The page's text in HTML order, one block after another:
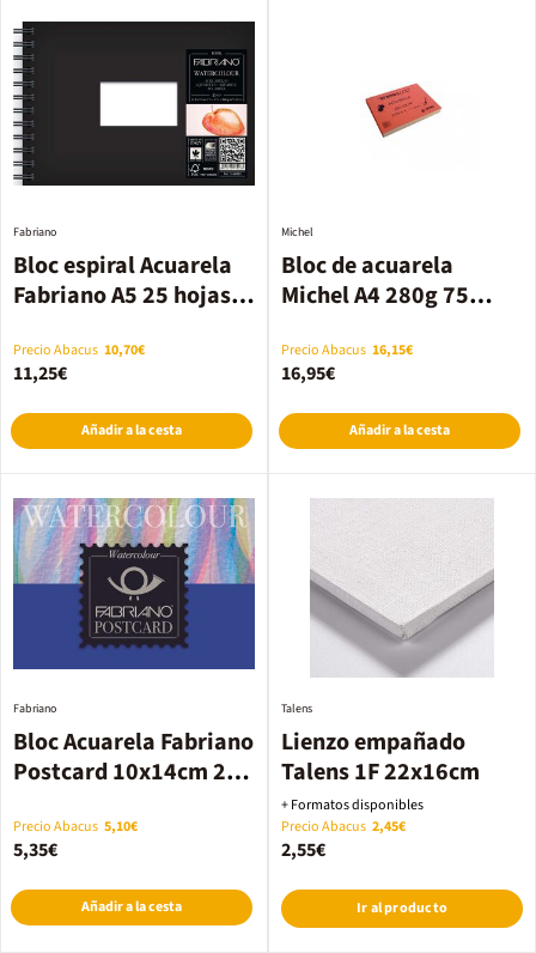
Bloc espiral Acuarela
Fabriano A5 25 hojas
Fabriano
Precio Abacus 10,70€
11,25€
Añadir a la cesta
Bloc de acuarela
Michel A4 280g 75
Michel
Precio Abacus 16,15€
16,95€
Añadir a la cesta
Bloc Acuarela Fabriano
Postcard 10x14cm 20
Fabriano
Precio Abacus 5,10€
5,35€
Añadir a la cesta
Lienzo empañado
Talens 1F 22x16cm
Talens
+ Formatos disponibles
Precio Abacus 2,45€
2,55€
Ir al producto